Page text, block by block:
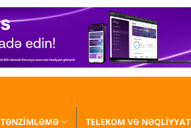
TƏNZİMLƏMƏ TELEKOM VƏ NƏQLİYYAT